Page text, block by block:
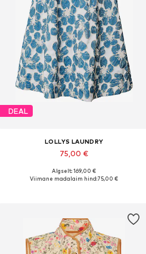
DEAL
LOLLYS LAUNDRY
75,00 €
Saadaolevad suurused: 36, 38
Algselt: 169,00 €
Viimane madalaim hind:75,00 €